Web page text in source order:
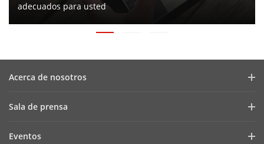
adecuados para usted
Acerca de nosotros
Ciberseguridad
Sala de prensa
Eventos